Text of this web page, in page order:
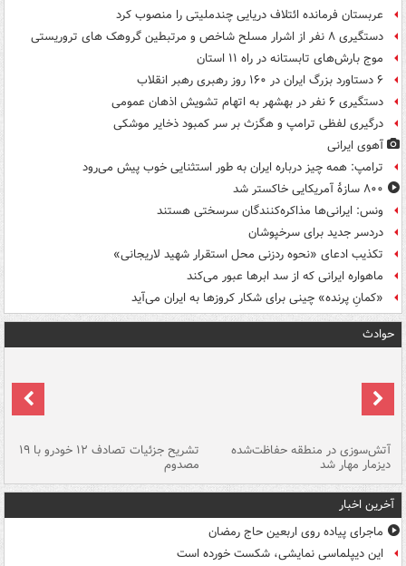
عربستان فرمانده ائتلاف دریایی چندملیتی را منصوب کرد
دستگیری ۸ نفر از اشرار مسلح شاخص و مرتبطین گروهک های تروریستی
موج بارش‌های تابستانه در راه ۱۱ استان
۶ دستاورد بزرگ ایران در ۱۶۰ روز رهبری رهبر انقلاب
دستگیری ۶ نفر در بهشهر به اتهام تشویش اذهان عمومی
درگیری لفظی ترامپ و هگزث بر سر کمبود ذخایر موشکی
آهوی ایرانی
ترامپ: همه چیز درباره ایران به طور استثنایی خوب پیش می‌رود
۸۰۰ سازۀ آمریکایی خاکستر شد
ونس: ایرانی‌ها مذاکره‌کنندگان سرسختی هستند
دردسر جدید برای سرخپوشان
تکذیب ادعای «نحوه ردزنی محل استقرار شهید لاریجانی»
ماهواره ایرانی که از سد ابرها عبور می‌کند
«کمانِ پرنده» چینی برای شکار کروزها به ایران می‌آید
حوادث
آتش‌سوزی در منطقه حفاظت‌شده
دیزمار مهار شد
تشریح جزئیات تصادف ۱۲ خودرو با ۱۹
مصدوم
آخرین اخبار
ماجرای پیاده روی اربعین حاج رمضان
این دیپلماسی نمایشی، شکست خورده است